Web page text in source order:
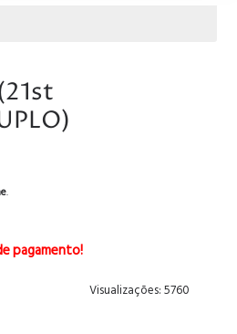
.
pagamento!
Visualizações: 5760